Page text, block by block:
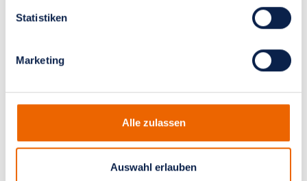
Statistiken
Marketing
Alle zulassen
Auswahl erlauben